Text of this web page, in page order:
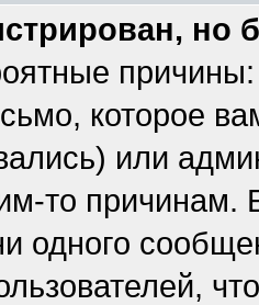
но
которое
или
то
одного